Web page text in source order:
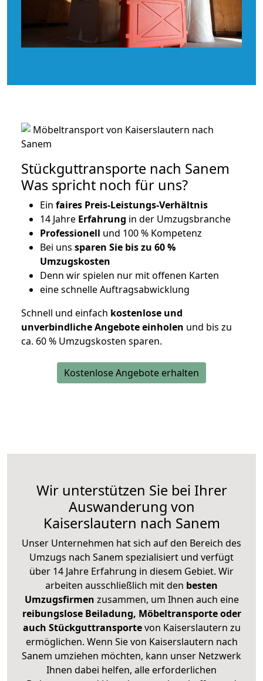
Stückguttransporte nach Sanem
Was spricht noch für uns?
Ein faires Preis-Leistungs-Verhältnis
14 Jahre Erfahrung in der Umzugsbranche
Professionell und 100 % Kompetenz
Bei uns sparen Sie bis zu 60 %
Umzugskosten
Denn wir spielen nur mit offenen Karten
eine schnelle Auftragsabwicklung
Schnell und einfach kostenlose und
unverbindliche Angebote einholen und bis zu
ca. 60 % Umzugskosten sparen.
Kostenlose Angebote erhalten
Wir unterstützen Sie bei Ihrer
Auswanderung von
Kaiserslautern nach Sanem
Unser Unternehmen hat sich auf den Bereich des
Umzugs nach Sanem spezialisiert und verfügt
über 14 Jahre Erfahrung in diesem Gebiet. Wir
arbeiten ausschließlich mit den besten
Umzugsfirmen zusammen, um Ihnen auch eine
reibungslose Beiladung, Möbeltransporte oder
auch Stückguttransportevon Kaiserslautern zu
ermöglichen. Wenn Sie von Kaiserslautern nach
Sanem umziehen möchten, kann unser Netzwerk
Ihnen dabei helfen, alle erforderlichen